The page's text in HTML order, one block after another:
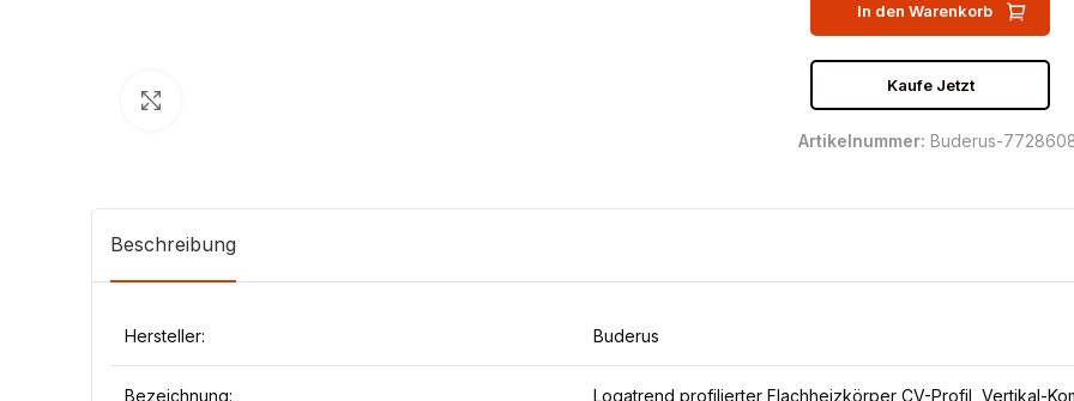
In den Warenkorb
Kaufe Jetzt
Artikelnummer: Buderus-
Beschreibung
Hersteller: Buderus
Bezeichnung: Logatrend profilierter Flachheizkörper CV-Profil, Vertikal-